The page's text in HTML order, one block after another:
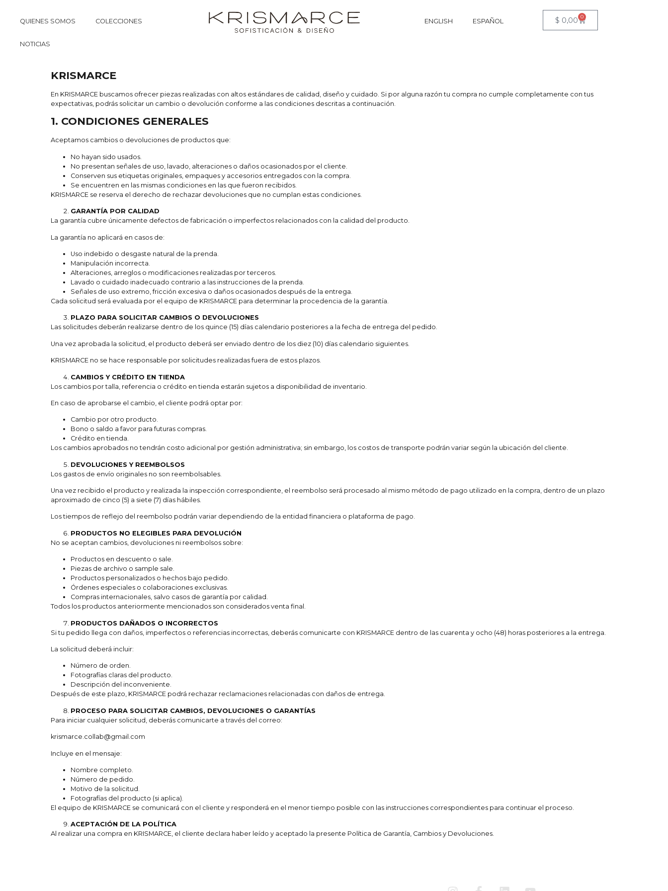
QUIENES SOMOS COLECCIONES
NOTICIAS
ENGLISH ESPAÑOL $ 0,00 0
KRISMARCE
En KRISMARCE buscamos ofrecer piezas realizadas con altos estándares de calidad, diseño y cuidado. Si por alguna razón tu compra no cumple completamente con tus
expectativas, podrás solicitar un cambio o devolución conforme a las condiciones descritas a continuación.
1. CONDICIONES GENERALES
Aceptamos cambios o devoluciones de productos que:
No hayan sido usados.
No presentan señales de uso, lavado, alteraciones o daños ocasionados por el cliente.
Conserven sus etiquetas originales, empaques y accesorios entregados con la compra.
Se encuentren en las mismas condiciones en las que fueron recibidos.
KRISMARCE se reserva el derecho de rechazar devoluciones que no cumplan estas condiciones.
GARANTÍA POR CALIDAD
La garantía cubre únicamente defectos de fabricación o imperfectos relacionados con la calidad del producto.
La garantía no aplicará en casos de:
Uso indebido o desgaste natural de la prenda.
Manipulación incorrecta.
Alteraciones, arreglos o modificaciones realizadas por terceros.
Lavado o cuidado inadecuado contrario a las instrucciones de la prenda.
Señales de uso extremo, fricción excesiva o daños ocasionados después de la entrega.
Cada solicitud será evaluada por el equipo de KRISMARCE para determinar la procedencia de la garantía.
PLAZO PARA SOLICITAR CAMBIOS O DEVOLUCIONES
Las solicitudes deberán realizarse dentro de los quince (15) días calendario posteriores a la fecha de entrega del pedido.
Una vez aprobada la solicitud, el producto deberá ser enviado dentro de los diez (10) días calendario siguientes.
KRISMARCE no se hace responsable por solicitudes realizadas fuera de estos plazos.
CAMBIOS Y CRÉDITO EN TIENDA
Los cambios por talla, referencia o crédito en tienda estarán sujetos a disponibilidad de inventario.
En caso de aprobarse el cambio, el cliente podrá optar por:
Cambio por otro producto.
Bono o saldo a favor para futuras compras.
Crédito en tienda.
Los cambios aprobados no tendrán costo adicional por gestión administrativa; sin embargo, los costos de transporte podrán variar según la ubicación del cliente.
DEVOLUCIONES Y REEMBOLSOS
Los gastos de envío originales no son reembolsables.
Una vez recibido el producto y realizada la inspección correspondiente, el reembolso será procesado al mismo método de pago utilizado en la compra, dentro de un plazo
aproximado de cinco (5) a siete (7) días hábiles.
Los tiempos de reflejo del reembolso podrán variar dependiendo de la entidad financiera o plataforma de pago.
PRODUCTOS NO ELEGIBLES PARA DEVOLUCIÓN
No se aceptan cambios, devoluciones ni reembolsos sobre:
Productos en descuento o sale.
Piezas de archivo o sample sale.
Productos personalizados o hechos bajo pedido.
Órdenes especiales o colaboraciones exclusivas.
Compras internacionales, salvo casos de garantía por calidad.
Todos los productos anteriormente mencionados son considerados venta final.
PRODUCTOS DAÑADOS O INCORRECTOS
Si tu pedido llega con daños, imperfectos o referencias incorrectas, deberás comunicarte con KRISMARCE dentro de las cuarenta y ocho (48) horas posteriores a la entrega.
La solicitud deberá incluir:
Número de orden.
Fotografías claras del producto.
Descripción del inconveniente.
Después de este plazo, KRISMARCE podrá rechazar reclamaciones relacionadas con daños de entrega.
PROCESO PARA SOLICITAR CAMBIOS, DEVOLUCIONES O GARANTÍAS
Para iniciar cualquier solicitud, deberás comunicarte a través del correo:
krismarce.collab@gmail.com
Incluye en el mensaje:
Nombre completo.
Número de pedido.
Motivo de la solicitud.
Fotografías del producto (si aplica).
El equipo de KRISMARCE se comunicará con el cliente y responderá en el menor tiempo posible con las instrucciones correspondientes para continuar el proceso.
ACEPTACIÓN DE LA POLÍTICA
Al realizar una compra en KRISMARCE, el cliente declara haber leído y aceptado la presente Política de Garantía, Cambios y Devoluciones.